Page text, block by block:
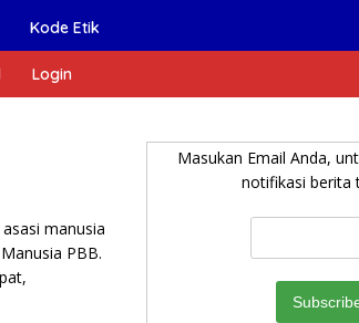
Kode Etik
Login
manusia
PBB.
Masukan Email Anda,
notifikasi berita